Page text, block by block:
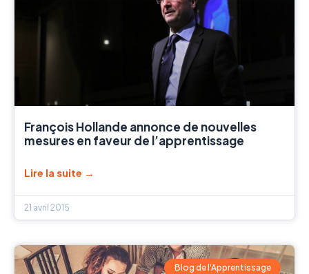
François Hollande annonce de nouvelles
mesures en faveur de l’apprentissage
Lire la suite →
21 avril 2015
Blog de l'Apprentissage